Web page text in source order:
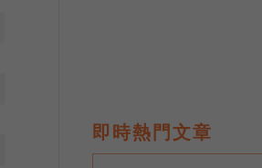
即時熱門文章